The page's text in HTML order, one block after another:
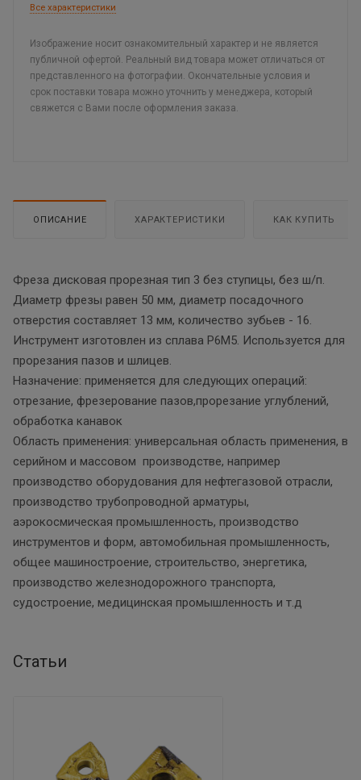
Все характеристики
Изображение носит ознакомительный характер и не является
публичной офертой. Реальный вид товара может отличаться от
представленного на фотографии. Окончательные условия и
срок поставки товара можно уточнить у менеджера, который
свяжется с Вами после оформления заказа.
ОПИСАНИЕ ХАРАКТЕРИСТИКИ КАК КУПИТЬ
Фреза дисковая прорезная тип 3 без ступицы, без ш/п.
Диаметр фрезы равен 50 мм, диаметр посадочного
отверстия составляет 13 мм, количество зубьев - 16.
Инструмент изготовлен из сплава Р6М5. Используется для
прорезания пазов и шлицев.
Назначение: применяется для следующих операций:
отрезание, фрезерование пазов,прорезание углублений,
обработка канавок
Область применения: универсальная область применения, в
серийном и массовом производстве, например
производство оборудования для нефтегазовой отрасли,
производство трубопроводной арматуры,
аэрокосмическая промышленность, производство
инструментов и форм, автомобильная промышленность,
общее машиностроение, строительство, энергетика,
производство железнодорожного транспорта,
судостроение, медицинская промышленность и т.д
Статьи